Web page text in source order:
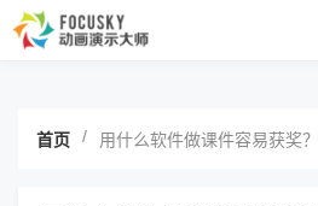
首页 / 用什么软件做课件容易获奖